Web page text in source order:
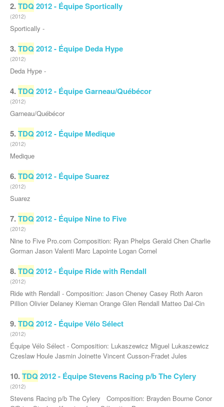
2.TDQ2012 - Équipe Sportically
(2012)
Sportically -
3.TDQ2012 - Équipe Deda Hype
(2012)
Deda Hype -
4.TDQ2012 - Équipe Garneau/Québécor
(2012)
Garneau/Québécor
5.TDQ2012 - Équipe Medique
(2012)
Medique
6.TDQ2012 - Équipe Suarez
(2012)
Suarez
7.TDQ2012 - Équipe Nine to Five
(2012)
Nine to Five Pro.com Composition: Ryan Phelps Gerald Chen Charlie
Gorman Jason Valenti Marc Lapointe Logan Cornel
8.TDQ2012 - Équipe Ride with Rendall
(2012)
Ride with Rendall - Composition: Jason Cheney Casey Roth Aaron
Pillion Olivier Delaney Kiernan Orange Glen Rendall Matteo Dal-Cin
9.TDQ2012 - Équipe Vélo Sélect
(2012)
Équipe Vélo Sélect - Composition: Lukaszewicz Miguel Lukaszewicz
Czeslaw Houle Jasmin Joinette Vincent Cusson-Fradet Jules
10.TDQ2012 - Équipe Stevens Racing p/b The Cylery
(2012)
Stevens Racing p/b The Cylery Composition: Brayden Bourne Conor